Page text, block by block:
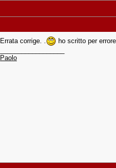
Errata corrige. .
ho scritto per
Paolo